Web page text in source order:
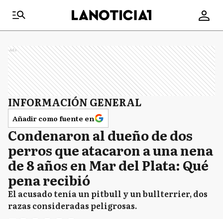
Ads
INFORMACIÓN GENERAL
Añadir como fuente en
Condenaron al dueño de dos
perros que atacaron a una nena
de 8 años en Mar del Plata: Qué
pena recibió
El acusado tenía un pitbull y un bullterrier, dos
razas consideradas peligrosas.